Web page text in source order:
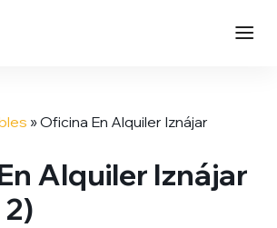
»Oficina En Alquiler Iznájar
Alquiler Iznájar